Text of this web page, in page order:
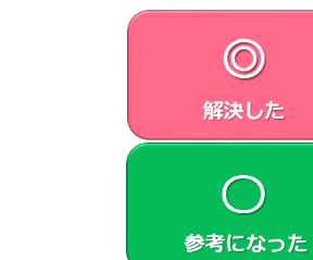
第5条 （許諾ソフトウェアの権利）
許諾ソフトウェアに関する著作権等一
はVAIOが本契約に基づきお客さまに対
めの権利をVAIOが認めた原権利者（以
に帰属するものとし、お客さまは許諾
本契約に基づき許諾された使用権以外
第6条（許諾ソフトウェアによる本製